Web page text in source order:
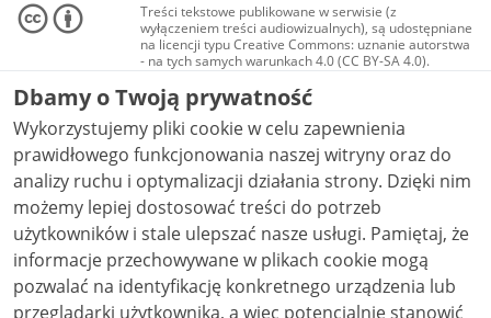
Treści tekstowe publikowane w serwisie (z
wyłączeniem treści audiowizualnych), są udostępniane
na licencji typu Creative Commons: uznanie autorstwa
- na tych samych warunkach 4.0 (CC BY-SA 4.0).
Materiały audiowizualne, w tym zdjęcia, materiały
audio i wideo, są udostępniane na licencji typu
Creative Commons: uznanie autorstwa użycie
niekomercyjne - bez utworów zależnych 4.0 (CC BY-
NC-ND 4.0), o ile nie jest to stwierdzone inaczej.
Dbamy o Twoją prywatność
Wykorzystujemy pliki cookie w celu zapewnienia
prawidłowego funkcjonowania naszej witryny oraz do
analizy ruchu i optymalizacji działania strony. Dzięki nim
możemy lepiej dostosować treści do potrzeb
użytkowników i stale ulepszać nasze usługi. Pamiętaj, że
informacje przechowywane w plikach cookie mogą
pozwalać na identyfikację konkretnego urządzenia lub
przeglądarki użytkownika, a więc potencjalnie stanowić